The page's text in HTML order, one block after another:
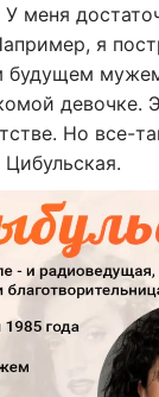
У меня
я
будущем
девочке.
Но все-